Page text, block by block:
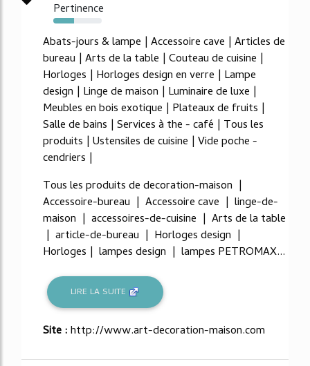
Pertinence
43%
Abats-jours & lampe | Accessoire cave | Articles de
bureau | Arts de la table | Couteau de cuisine |
Horloges | Horloges design en verre | Lampe
design | Linge de maison | Luminaire de luxe |
Meubles en bois exotique | Plateaux de fruits |
Salle de bains | Services à the - café | Tous les
produits | Ustensiles de cuisine | Vide poche -
cendriers |
Tous les produits de decoration-maison |
Accessoire-bureau | Accessoire cave | linge-de-
maison | accessoires-de-cuisine | Arts de la table
| article-de-bureau | Horloges design |
Horloges | lampes design | lampes PETROMAX...
LIRE LA SUITE
Site :http://www.art-decoration-maison.com